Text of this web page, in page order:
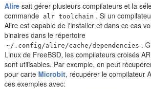
Aliresait gérer plusieurs compilateurs et la
commande alr toolchain . Si un
Alire est capable de l'installer et dans ce cas
binaires dans le répertoire
~/.config/alire/cache/dependencies .
Linux de FreeBSD, les compilateurs croisés
sont utilisables. Par exemple, on peut
pour carte Microbit, récupérer le compilateur
ces exemples avec: